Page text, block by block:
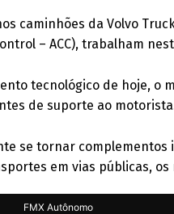
caminhões da Volvo
– ACC), trabalham
tecnológico de hoje, o
de suporte ao
se tornar
em vias públicas,
FMX Autônomo